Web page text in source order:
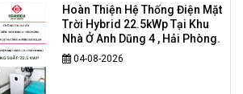
Hoàn Thiện Hệ Thống Điện Mặt
Trời Hybrid 22.5kWp Tại Khu
Nhà Ở Anh Dũng 4 , Hải Phòng.
04-08-2026